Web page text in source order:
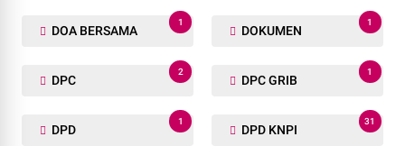
DOA BERSAMA
1
DOKUMEN
1
DPC
2
DPC GRIB
1
DPD
1
DPD KNPI
31